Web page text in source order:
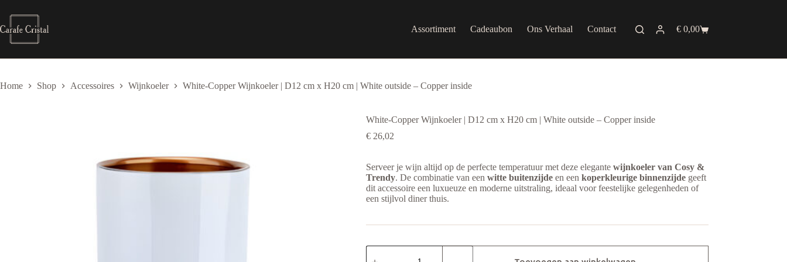
content
Assortiment Cadeaubon Ons Verhaal Contact
Shopping
€0,00
Home Shop Accessoires Wijnkoeler White-Copper Wijnkoeler | D12 cm x H20 cm | White outside – Copper inside
White-Copper Wijnkoeler | D12 cm x H20 cm | White outside – Copper inside
€26,02
Serveer je wijn altijd op de perfecte temperatuur met deze elegante wijnkoeler van Cosy &
Trendy. De combinatie van een witte buitenzijdeen een koperkleurige binnenzijdegeeft
dit accessoire een luxueuze en moderne uitstraling, ideaal voor feestelijke gelegenheden of
een stijlvol diner thuis.
White-
Copper